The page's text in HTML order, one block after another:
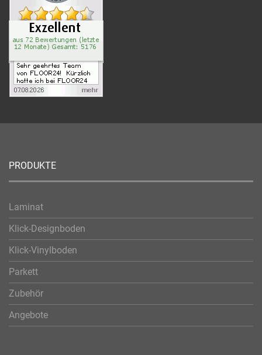
PRODUKTE
Laminat
Klick-Designboden
Klick-Vinylboden
Parkett
Zubehör
Angebote